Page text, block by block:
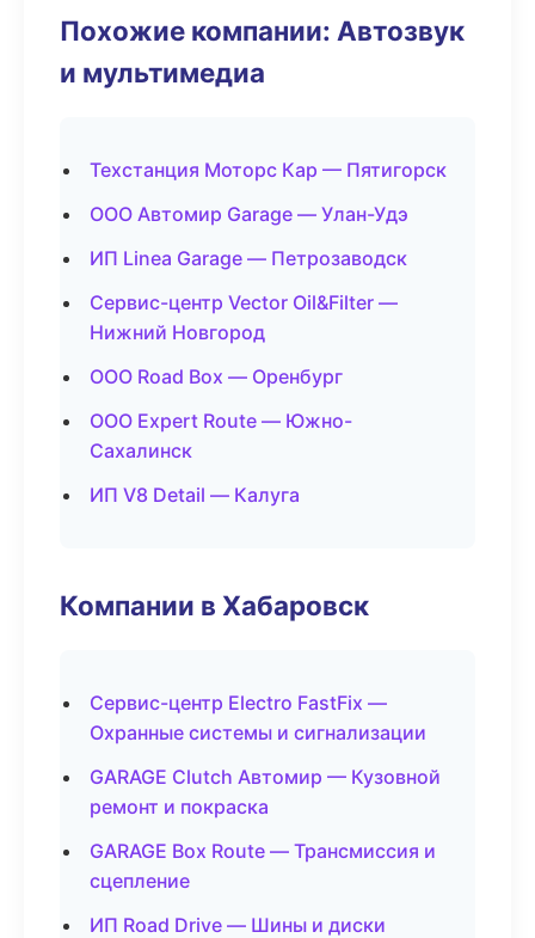
Похожие компании: Автозвук
и мультимедиа
Техстанция Моторс Кар — Пятигорск
ООО Автомир Garage — Улан-Удэ
ИП Linea Garage — Петрозаводск
Сервис-центр Vector Oil&Filter —
Нижний Новгород
ООО Road Box — Оренбург
ООО Expert Route — Южно-
Сахалинск
ИП V8 Detail — Калуга
Компании в Хабаровск
Сервис-центр Electro FastFix —
Охранные системы и сигнализации
GARAGE Clutch Автомир — Кузовной
ремонт и покраска
GARAGE Box Route — Трансмиссия и
сцепление
ИП Road Drive — Шины и диски